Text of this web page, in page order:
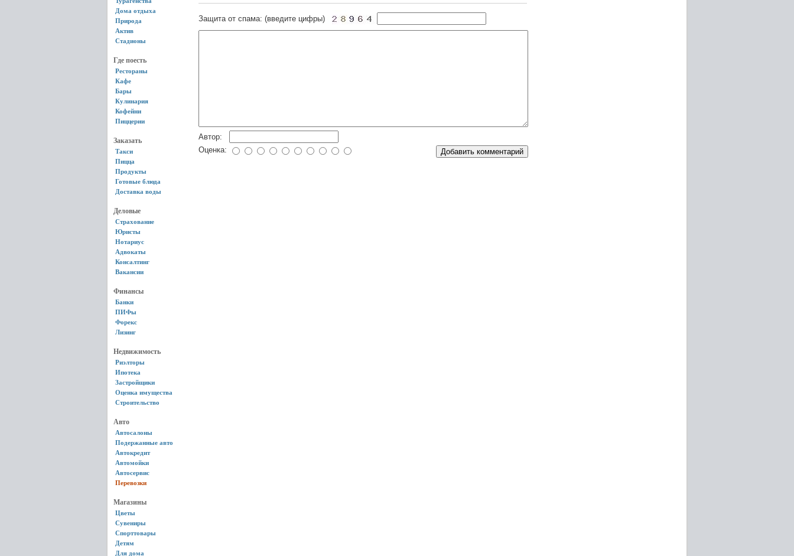
Дома отдыха
Природа
Актив
Стадионы
Где поесть
Рестораны
Кафе
Бары
Кулинария
Кофейни
Пиццерии
Заказать
Такси
Пицца
Продукты
Готовые блюда
Доставка воды
Деловые
Страхование
Юристы
Нотариус
Адвокаты
Консалтинг
Вакансии
Финансы
Банки
ПИФы
Форекс
Лизинг
Недвижимость
Риэлторы
Ипотека
Застройщики
Оценка имущества
Строительство
Авто
Автосалоны
Подержанные авто
Автокредит
Автомойки
Автосервис
Перевозки
Магазины
Цветы
Сувениры
Спорттовары
Детям
Для дома
Защита от спама: (введите цифры)
Автор:
Оценка: